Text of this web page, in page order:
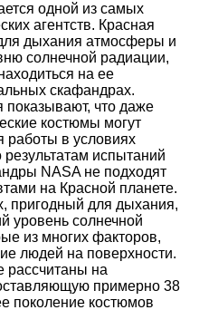
одной из самых
агентств. Красная
дыхания атмосферы и
солнечной радиации,
на ее
скафандрах.
что даже
костюмы могут
работы в условиях
испытаний
NASA не подходят
на Красной планете.
пригодный для дыхания,
уровень солнечной
из многих факторов,
людей на поверхности.
на
примерно 38
поколение костюмов